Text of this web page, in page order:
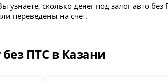
сколько денег под залог авто без
переведены на счет.
ПТС в Казани